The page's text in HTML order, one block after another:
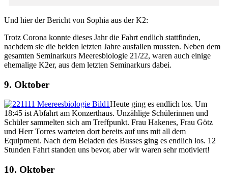
Und hier der Bericht von Sophia aus der K2:
Trotz Corona konnte dieses Jahr die Fahrt endlich stattfinden,
nachdem sie die beiden letzten Jahre ausfallen mussten. Neben dem
gesamten Seminarkurs Meeresbiologie 21/22, waren auch einige
ehemalige K2er, aus dem letzten Seminarkurs dabei.
9. Oktober
Heute ging es endlich los. Um
18:45 ist Abfahrt am Konzerthaus. Unzählige Schülerinnen und
Schüler sammelten sich am Treffpunkt. Frau Hakenes, Frau Götz
und Herr Torres warteten dort bereits auf uns mit all dem
Equipment. Nach dem Beladen des Busses ging es endlich los. 12
Stunden Fahrt standen uns bevor, aber wir waren sehr motiviert!
10. Oktober